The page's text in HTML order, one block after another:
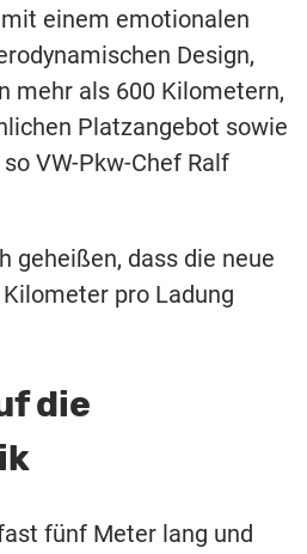
einem emotionalen
Design,
mehr als 600 Kilometern,
Platzangebot sowie
VW-Pkw-Chef Ralf
geheißen, dass die neue
pro Ladung
die
fünf Meter lang und